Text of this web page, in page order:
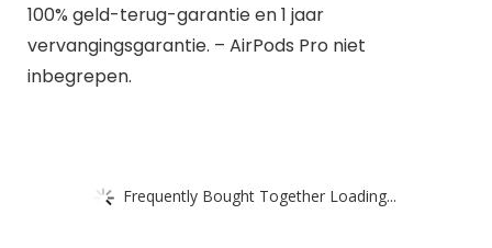
100% geld-terug-garantie en 1 jaar
vervangingsgarantie. – AirPods Pro niet
inbegrepen.
Frequently Bought Together Loading...